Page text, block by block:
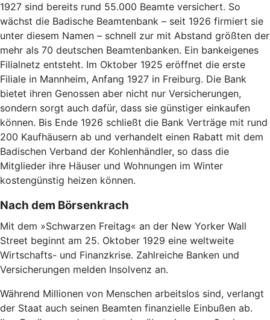
1927 sind bereits rund 55.000 Beamte versichert. So
wächst die Badische Beamtenbank – seit 1926 firmiert sie
unter diesem Namen – schnell zur mit Abstand größten der
mehr als 70 deutschen Beamtenbanken. Ein bankeigenes
Filialnetz entsteht. Im Oktober 1925 eröffnet die erste
Filiale in Mannheim, Anfang 1927 in Freiburg. Die Bank
bietet ihren Genossen aber nicht nur Versicherungen,
sondern sorgt auch dafür, dass sie günstiger einkaufen
können. Bis Ende 1926 schließt die Bank Verträge mit rund
200 Kaufhäusern ab und verhandelt einen Rabatt mit dem
Badischen Verband der Kohlenhändler, so dass die
Mitglieder ihre Häuser und Wohnungen im Winter
kostengünstig heizen können.
Nach dem Börsenkrach
Mit dem »Schwarzen Freitag« an der New Yorker Wall
Street beginnt am 25. Oktober 1929 eine weltweite
Wirtschafts- und Finanzkrise. Zahlreiche Banken und
Versicherungen melden Insolvenz an.
Während Millionen von Menschen arbeitslos sind, verlangt
der Staat auch seinen Beamten finanzielle Einbußen ab.